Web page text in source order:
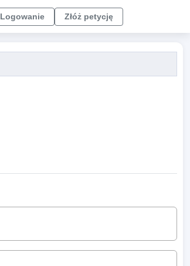
Logowanie Złóż petycję